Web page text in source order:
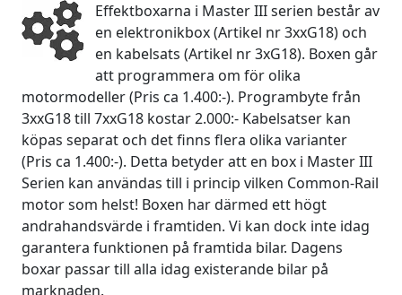
Effektboxarna i Master III serien består av
en elektronikbox (Artikel nr 3xxG18) och
en kabelsats (Artikel nr 3xG18). Boxen går
att programmera om för olika
motormodeller (Pris ca 1.400:-). Programbyte från
3xxG18 till 7xxG18 kostar 2.000:- Kabelsatser kan
köpas separat och det finns flera olika varianter
(Pris ca 1.400:-). Detta betyder att en box i Master III
Serien kan användas till i princip vilken Common-Rail
motor som helst! Boxen har därmed ett högt
andrahandsvärde i framtiden. Vi kan dock inte idag
garantera funktionen på framtida bilar. Dagens
boxar passar till alla idag existerande bilar på
marknaden.